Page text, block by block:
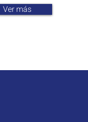
Ver más